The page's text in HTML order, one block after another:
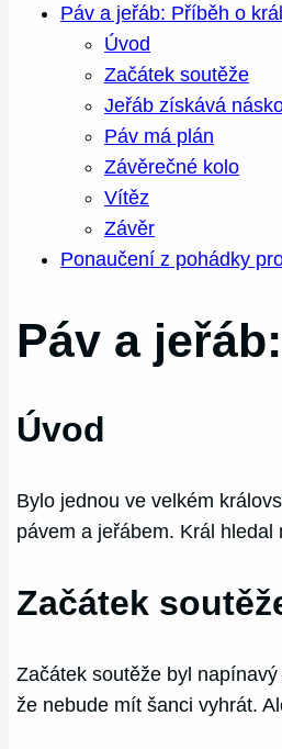
Páv a jeřáb: Příběh o
Úvod
Začátek soutěže
Jeřáb získává
Páv má plán
Závěrečné kolo
Vítěz
Závěr
Ponaučení z pohádky
Páv a
Úvod
Bylo jednou ve velkém
pávem a jeřábem. Král
Začátek
Začátek soutěže byl
že nebude mít šanci vyhrát.